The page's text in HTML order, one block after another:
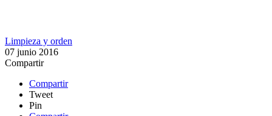
Limpieza y orden
07 junio 2016
Compartir
Compartir
Tweet
Pin